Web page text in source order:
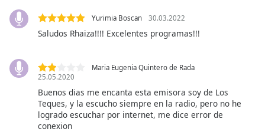
selected
subtitles
settings,
subtitles
settings
dialog
Yurimia Boscan 30.03.2022
Saludos Rhaiza!!!! Excelentes programas!!!
Maria Eugenia Quintero de Rada
25.05.2020
Buenos dias me encanta esta emisora soy de Los
Teques, y la escucho siempre en la radio, pero no he
logrado escuchar por internet, me dice error de
conexion